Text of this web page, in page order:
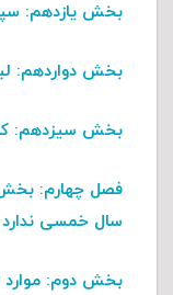
بخش یازدهم:
بخش دواردهم:
بخش سیزدهم:
فصل چهارم:
سال خمسی ندارد
بخش دوم: